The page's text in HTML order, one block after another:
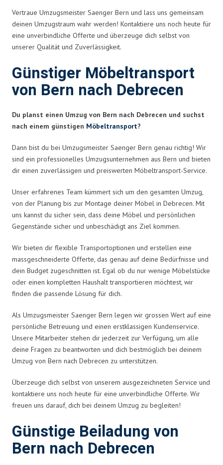
Vertraue Umzugsmeister Saenger Bern und lass uns gemeinsam
deinen Umzugstraum wahr werden! Kontaktiere uns noch heute für
eine unverbindliche Offerte und überzeuge dich selbst von
unserer Qualität und Zuverlässigkeit.
Günstiger Möbeltransport
von Bern nach Debrecen
Du planst einen Umzug von Bern nach Debrecen und suchst
nach einem günstigen Möbeltransport?
Dann bist du bei Umzugsmeister Saenger Bern genau richtig! Wir
sind ein professionelles Umzugsunternehmen aus Bern und bieten
dir einen zuverlässigen und preiswerten Möbeltransport-Service.
Unser erfahrenes Team kümmert sich um den gesamten Umzug,
von der Planung bis zur Montage deiner Möbel in Debrecen. Mit
uns kannst du sicher sein, dass deine Möbel und persönlichen
Gegenstände sicher und unbeschädigt ans Ziel kommen.
Wir bieten dir flexible Transportoptionen und erstellen eine
massgeschneiderte Offerte, das genau auf deine Bedürfnisse und
dein Budget zugeschnitten ist. Egal ob du nur wenige Möbelstücke
oder einen kompletten Haushalt transportieren möchtest, wir
finden die passende Lösung für dich.
Als Umzugsmeister Saenger Bern legen wir grossen Wert auf eine
persönliche Betreuung und einen erstklassigen Kundenservice.
Unsere Mitarbeiter stehen dir jederzeit zur Verfügung, um alle
deine Fragen zu beantworten und dich bestmöglich bei deinem
Umzug von Bern nach Debrecen zu unterstützen.
Überzeuge dich selbst von unserem ausgezeichneten Service und
kontaktiere uns noch heute für eine unverbindliche Offerte. Wir
freuen uns darauf, dich bei deinem Umzug zu begleiten!
Günstige Beiladung von
Bern nach Debrecen